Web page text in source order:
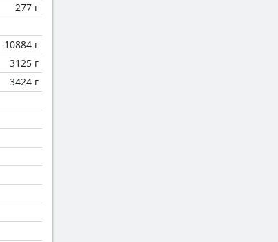
277 г
10884 г
3125 г
3424 г